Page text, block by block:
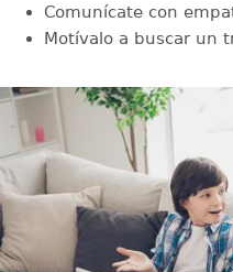
Comunícate con
Motívalo a buscar un